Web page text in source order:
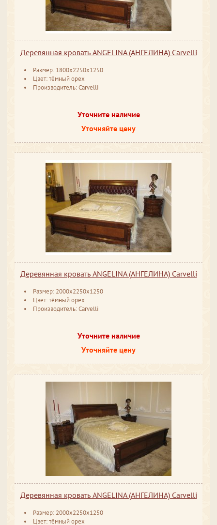
Деревянная кровать ANGELINA (АНГЕЛИНА) Carvelli
Размер: 1800x2250x1250
Цвет: тёмный орех
Производитель: Carvelli
Уточните наличие
Уточняйте цену
Деревянная кровать ANGELINA (АНГЕЛИНА) Carvelli
Размер: 2000x2250x1250
Цвет: тёмный орех
Производитель: Carvelli
Уточните наличие
Уточняйте цену
Деревянная кровать ANGELINA (АНГЕЛИНА) Carvelli
Размер: 2000x2250x1250
Цвет: тёмный орех